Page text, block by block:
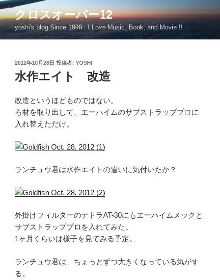
コ
ン
テ
ン
クロスオーバー12
yoshi's blog Since 1999 : I Love Music, Book, and Movie !!
投
日:
2012年10月28日 投稿者: YOSHI
水作エイト 改造
改造というほどものではない。
ろ材を取り出して、エーハイムのサブストラッププロに
入れ替えただけ。
ランチュウ君は水作エイトの違いに気付いたか？
外掛けフィルターのテトラAT-30にもエーハイムメックと
サブストラッププロを入れてみた。
1ヶ月くらいは様子を見てみる予定。
ランチュウ君は、ちょっとずつ大きくなっている気がす
る。